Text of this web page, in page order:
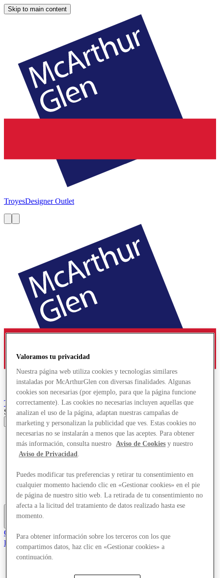
Skip to main content
TroyesDesigner Outlet
TroyesDesigner Outlet
Search input
Tiendas
Planifica tu visita
Comer y beber
Tarjetas regalo
Servicios
Club
Elementos guardados
es
Valoramos tu privacidad
Nuestra página web utiliza cookies y tecnologías similares
instaladas por McArthurGlen con diversas finalidades. Algunas
cookies son necesarias (por ejemplo, para que la página funcione
correctamente). Las cookies no necesarias incluyen aquellas que
analizan el uso de la página, adaptan nuestras campañas de
marketing y personalizan la publicidad que ves. Estas cookies no
necesarias no se instalarán a menos que las aceptes. Para obtener
más información, consulta nuestro
Aviso de Cookies y nuestro
Aviso de Privacidad.
Puedes modificar tus preferencias y retirar tu consentimiento en
cualquier momento haciendo clic en «Gestionar cookies» en el pie
de página de nuestro sitio web. La retirada de tu consentimiento no
afecta a la licitud del tratamiento de datos realizado hasta ese
momento.
Para obtener información sobre los terceros con los que
compartimos datos, haz clic en «Gestionar cookies» a
continuación.